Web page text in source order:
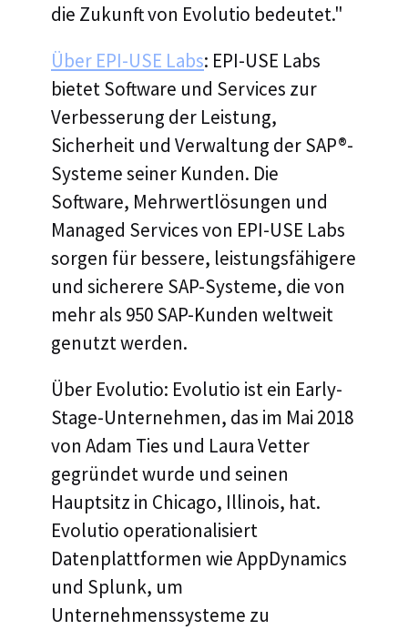
die Zukunft von Evolutio bedeutet."
Über EPI-USE Labs: EPI-USE Labs
bietet Software und Services zur
Verbesserung der Leistung,
Sicherheit und Verwaltung der SAP®-
Systeme seiner Kunden. Die
Software, Mehrwertlösungen und
Managed Services von EPI-USE Labs
sorgen für bessere, leistungsfähigere
und sicherere SAP-Systeme, die von
mehr als 950 SAP-Kunden weltweit
genutzt werden.
Über Evolutio: Evolutio ist ein Early-
Stage-Unternehmen, das im Mai 2018
von Adam Ties und Laura Vetter
gegründet wurde und seinen
Hauptsitz in Chicago, Illinois, hat.
Evolutio operationalisiert
Datenplattformen wie AppDynamics
und Splunk, um
Unternehmenssysteme zu